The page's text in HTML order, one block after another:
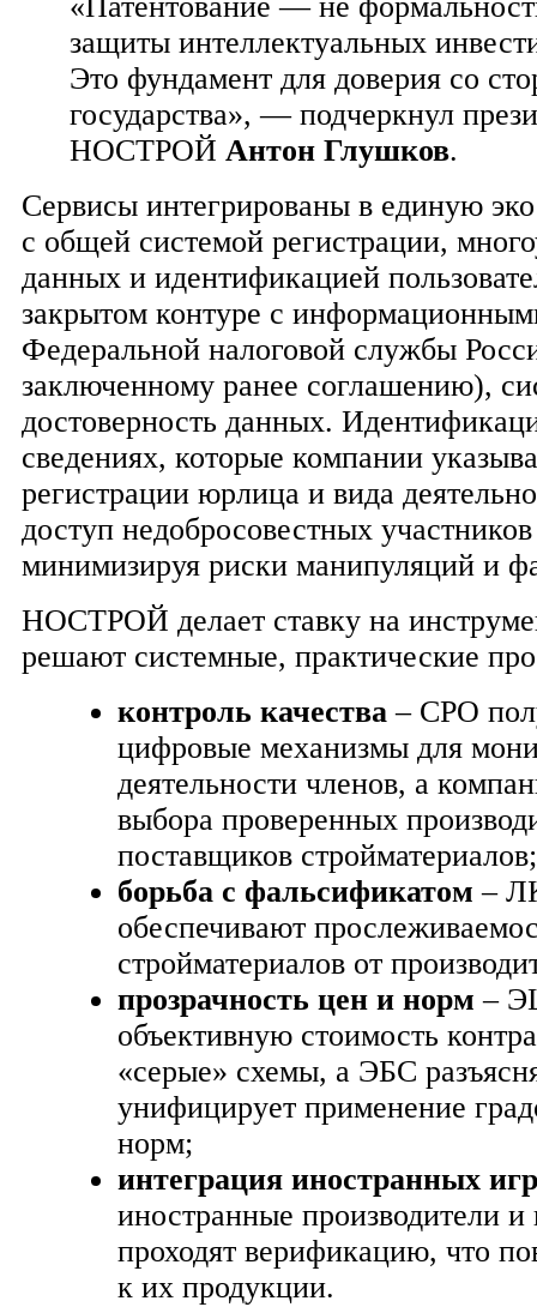
защиты интеллектуальных
Это фундамент для доверия со
государства», — подчеркнул
НОСТРОЙ Антон Глушков.
Сервисы интегрированы в единую
с общей системой регистрации,
данных и идентификацией
закрытом контуре с
Федеральной налоговой службы
заключенному ранее соглашению),
достоверность данных.
сведениях, которые компании
регистрации юрлица и вида
доступ недобросовестных
минимизируя риски манипуляций и
НОСТРОЙ делает ставку на
решают системные, практические
контроль качества– СРО
цифровые механизмы для
деятельности членов, а
выбора проверенных
поставщиков стройматериалов;
борьба с фальсификатом –
обеспечивают
стройматериалов от
прозрачность цен и норм –
объективную стоимость
«серые» схемы, а ЭБС
унифицирует применение
норм;
интеграция иностранных
иностранные производители
проходят верификацию, что
к их продукции.